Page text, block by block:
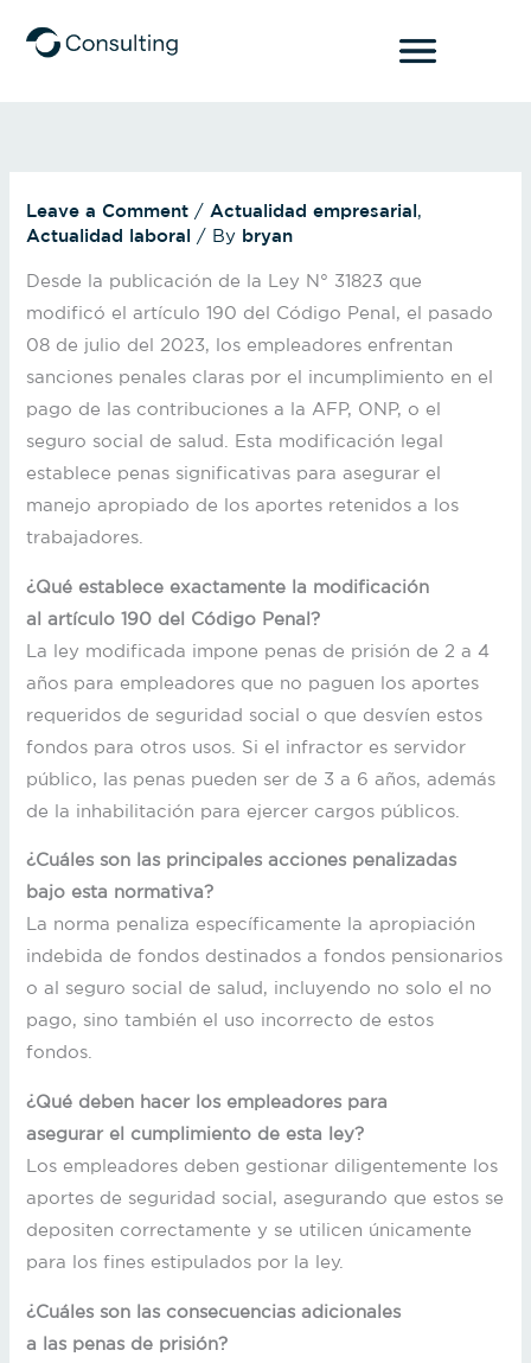
Leave a Comment / Actualidad empresarial,
Actualidad laboral / By bryan
Desde la publicación de la Ley N° 31823 que
modificó el artículo 190 del Código Penal, el pasado
08 de julio del 2023, los empleadores enfrentan
sanciones penales claras por el incumplimiento en el
pago de las contribuciones a la AFP, ONP, o el
seguro social de salud. Esta modificación legal
establece penas significativas para asegurar el
manejo apropiado de los aportes retenidos a los
trabajadores.
¿Qué establece exactamente la modificación
al artículo 190 del Código Penal?
La ley modificada impone penas de prisión de 2 a 4
años para empleadores que no paguen los aportes
requeridos de seguridad social o que desvíen estos
fondos para otros usos. Si el infractor es servidor
público, las penas pueden ser de 3 a 6 años, además
de la inhabilitación para ejercer cargos públicos.
¿Cuáles son las principales acciones penalizadas
bajo esta normativa?
La norma penaliza específicamente la apropiación
indebida de fondos destinados a fondos pensionarios
o al seguro social de salud, incluyendo no solo el no
pago, sino también el uso incorrecto de estos
fondos.
¿Qué deben hacer los empleadores para
asegurar el cumplimiento de esta ley?
Los empleadores deben gestionar diligentemente los
aportes de seguridad social, asegurando que estos se
depositen correctamente y se utilicen únicamente
para los fines estipulados por la ley.
¿Cuáles son las consecuencias adicionales
a las penas de prisión?